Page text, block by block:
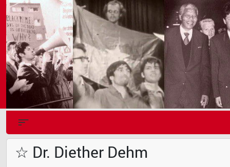
☆ Dr. Diether Dehm